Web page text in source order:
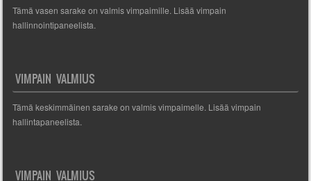
Tämä vasen sarake on valmis vimpaimille. Lisää vimpain
hallinnointipaneelista.
VIMPAIN VALMIUS
Tämä keskimmäinen sarake on valmis vimpaimelle. Lisää vimpain
hallintapaneelista.
VIMPAIN VALMIUS